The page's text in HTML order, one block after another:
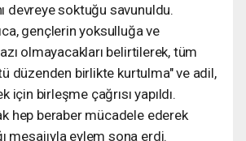
devreye soktuğu savunuldu.
gençlerin yoksulluğa ve
olmayacakları belirtilerek, tüm
düzenden birlikte kurtulma" ve adil,
için birleşme çağrısı yapıldı.
hep beraber mücadele ederek
mesajıyla eylem sona erdi.